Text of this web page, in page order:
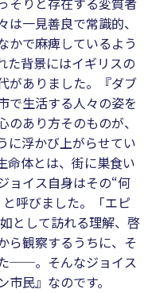
一見善良で常識的、
かで麻痺しているよう
た背景にはイギリスの
がありました。『ダブ
で生活する人々の姿を
あり方そのものが、
に浮かび上がらせてい
命体とは、街に巣食い
ョイス自身はその“何
呼びました。「エピ
として訪れる理解、啓
ら観察するうちに、そ
──。そんなジョイス
民』なのです。